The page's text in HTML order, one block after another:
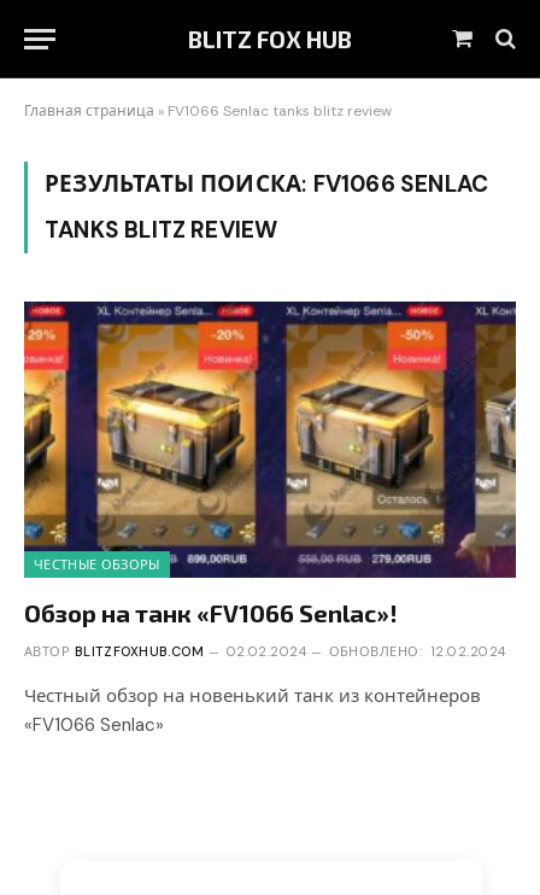
BLITZ FOX HUB Корзина
Главная страница » FV1066 Senlac tanks blitz review
РЕЗУЛЬТАТЫ ПОИСКА: FV1066 SENLAC
TANKS BLITZ REVIEW
ЧЕСТНЫЕ ОБЗОРЫ
Обзор на танк «FV1066 Senlac»!
АВТОР BLITZFOXHUB.COM 02.02.2024 ОБНОВЛЕНО: 12.02.2024
Честный обзор на новенький танк из контейнеров
«FV1066 Senlac»